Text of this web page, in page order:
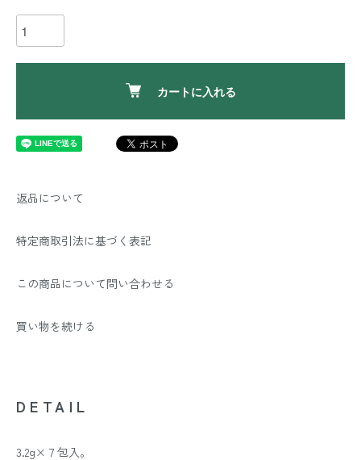
カートに入れる
返品について
特定商取引法に基づく表記
この商品について問い合わせる
買い物を続ける
DETAIL
3.2g×７包入。